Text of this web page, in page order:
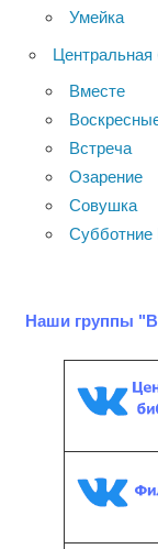
Умейка
Вместе
Встреча
Озарение
Совушка
Субботние
Наши группы